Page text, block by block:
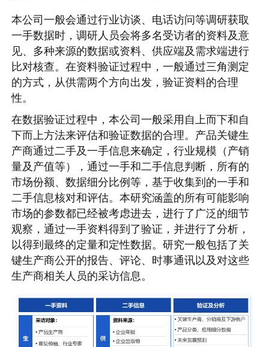
本公司一般会通过行业访谈、电话访问等调研获取
一手数据时，调研人员会将多名受访者的资料及意
见、多种来源的数据或资料、供应端及需求端进行
比对核查。在资料验证过程中，一般通过三角测定
的方式，从供需两个方向出发，验证资料的合理
性。
在数据验证过程中，本公司一般采用自上而下和自
下而上方法来评估和验证数据的合理。产品关键生
产商通过二手及一手信息来确定，行业规模（产销
量及产值等），通过一手和二手信息判断，所有的
市场份额、数据细分比例等，基于收集到的一手和
二手信息核对和评估。本研究涵盖的所有可能影响
市场的参数都已经被考虑进去，进行了广泛的细节
观察，通过一手资料得到了验证，并进行了分析，
以得到最终的定量和定性数据。研究一般包括了关
键生产商公开的报告、评论、时事通讯以及对这些
生产商相关人员的采访信息。